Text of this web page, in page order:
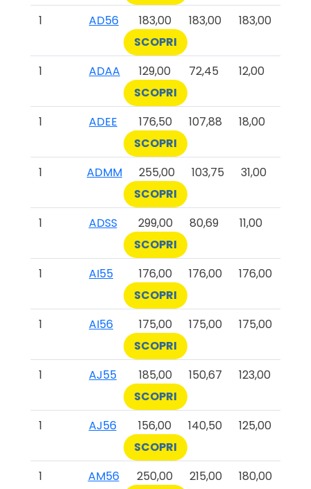
1
AD56 183,00 183,00
183,00
SCOPRI
1
ADAA 129,00 72,45
12,00
SCOPRI
1
ADEE 176,50 107,88
18,00
SCOPRI
1
ADMM 255,00 103,75
31,00
SCOPRI
1
ADSS 299,00 80,69
11,00
SCOPRI
1
AI55 176,00 176,00
176,00
SCOPRI
1
AI56 175,00 175,00
175,00
SCOPRI
1
AJ55 185,00 150,67
123,00
SCOPRI
1
AJ56 156,00 140,50
125,00
SCOPRI
1
AM56 250,00 215,00
180,00